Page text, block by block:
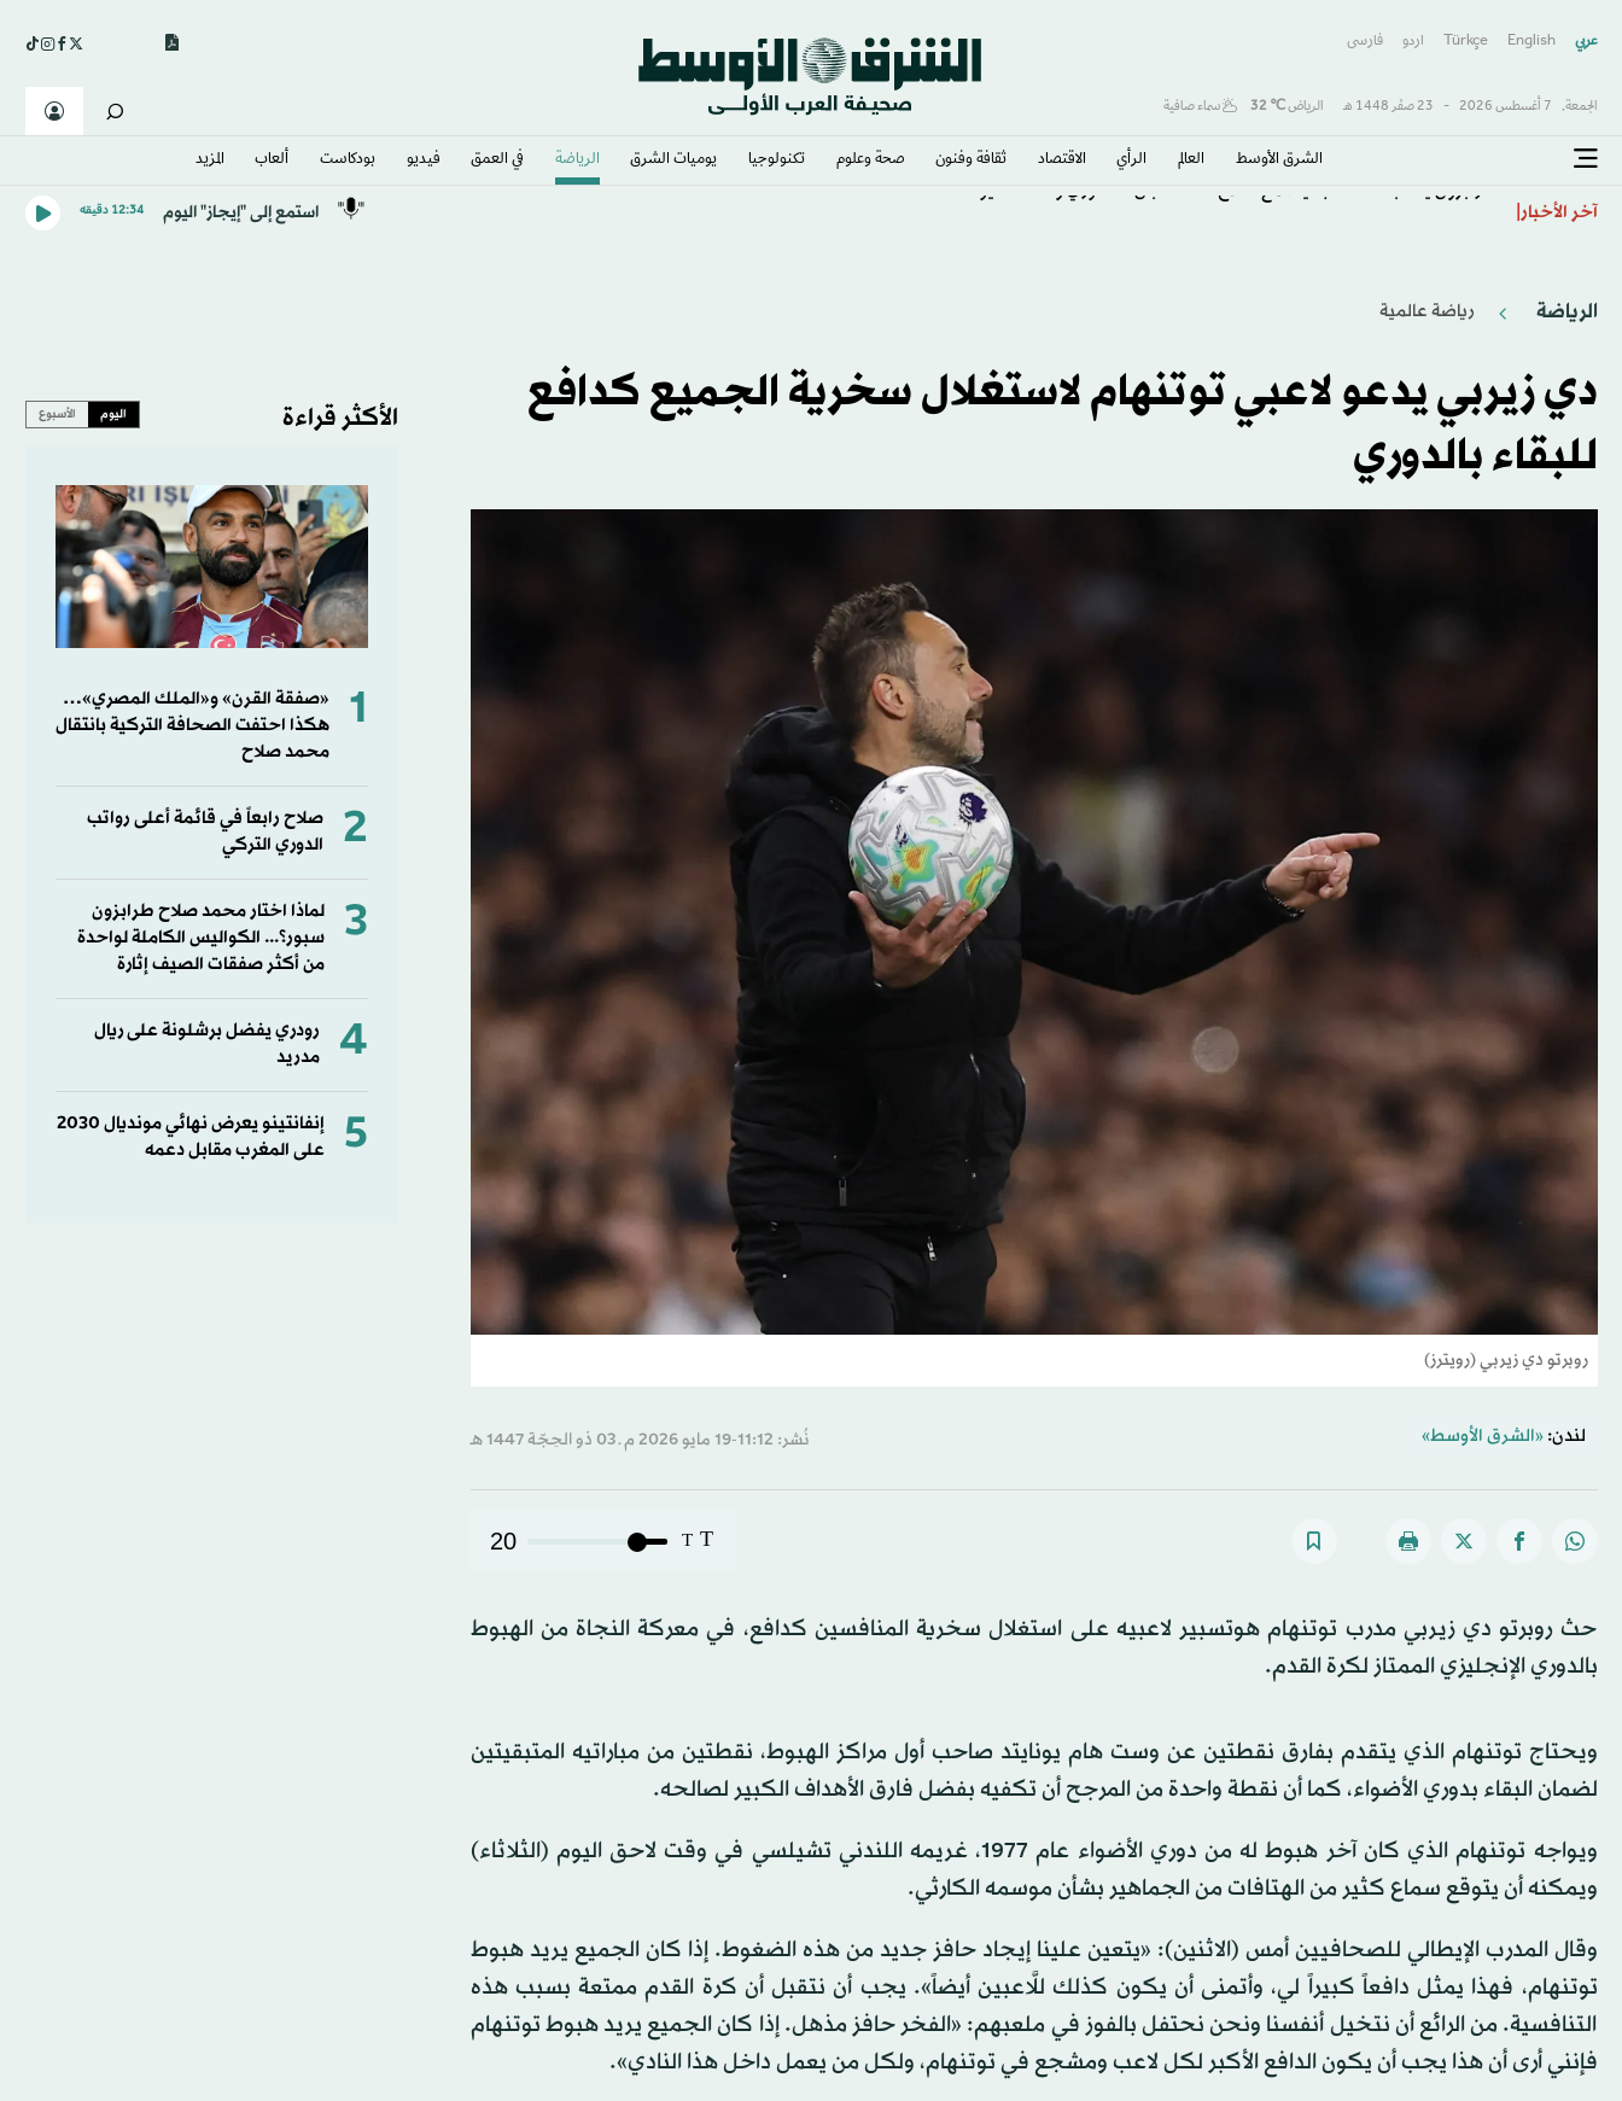
عربي English
Türkçe اردو فارسى
الجمعة, 7 أغسطس 2026 - 23 صفَر 1448 هـ الرياض℃
32 سماء صافية
الشرق الأوسط​ العالم الرأي الاقتصاد ثقافة وفنون صحة وعلوم تكنولوجيا يوميات الشرق​ الرياضة في العمق فيديو بودكاست ألعاب المزيد
آخر الأخبار استمع إلى "إيجاز" اليوم 12:34 دقيقه
الرياضة رياضة عالمية
دي زيربي يدعو لاعبي توتنهام لاستغلال سخرية الجميع كدافع
للبقاء بالدوري
روبرتو دي زيربي (رويترز)
لندن: «الشرق الأوسط» نُشر: 11:12-19 مايو 2026 م ـ 03 ذو الحِجّة 1447 هـ
T
T
20
حث روبرتو دي زيربي مدرب توتنهام هوتسبير لاعبيه على استغلال سخرية المنافسين كدافع، في معركة النجاة من الهبوط
بالدوري الإنجليزي الممتاز لكرة القدم.
ويحتاج توتنهام الذي يتقدم بفارق نقطتين عن وست هام يونايتد صاحب أول مراكز الهبوط، نقطتين من مباراتيه المتبقيتين
لضمان البقاء بدوري الأضواء، كما أن نقطة واحدة من المرجح أن تكفيه بفضل فارق الأهداف الكبير لصالحه.
ويواجه توتنهام الذي كان آخر هبوط له من دوري الأضواء عام 1977، غريمه اللندني تشيلسي في وقت لاحق اليوم (الثلاثاء)
ويمكنه أن يتوقع سماع كثير من الهتافات من الجماهير بشأن موسمه الكارثي.
وقال المدرب الإيطالي للصحافيين أمس (الاثنين): «يتعين علينا إيجاد حافز جديد من هذه الضغوط. إذا كان الجميع يريد هبوط
توتنهام، فهذا يمثل دافعاً كبيراً لي، وأتمنى أن يكون كذلك للَّاعبين أيضاً». يجب أن نتقبل أن كرة القدم ممتعة بسبب هذه
التنافسية. من الرائع أن نتخيل أنفسنا ونحن نحتفل بالفوز في ملعبهم: «الفخر حافز مذهل. إذا كان الجميع يريد هبوط توتنهام
فإنني أرى أن هذا يجب أن يكون الدافع الأكبر لكل لاعب ومشجع في توتنهام، ولكل من يعمل داخل هذا النادي».
الأكثر قراءة اليوم الأسبوع
1
«صفقة القرن» و«الملك المصري»…
هكذا احتفت الصحافة التركية بانتقال
محمد صلاح
2
صلاح رابعاً في قائمة أعلى رواتب
الدوري التركي
3
لماذا اختار محمد صلاح طرابزون
سبور؟... الكواليس الكاملة لواحدة
من أكثر صفقات الصيف إثارة
4
رودري يفضل برشلونة على ريال
مدريد
5
إنفانتينو يعرض نهائي مونديال 2030
على المغرب مقابل دعمه